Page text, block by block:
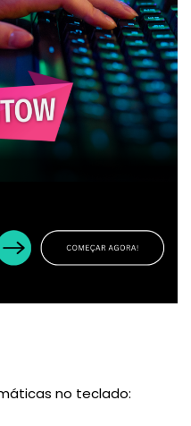
no teclado: